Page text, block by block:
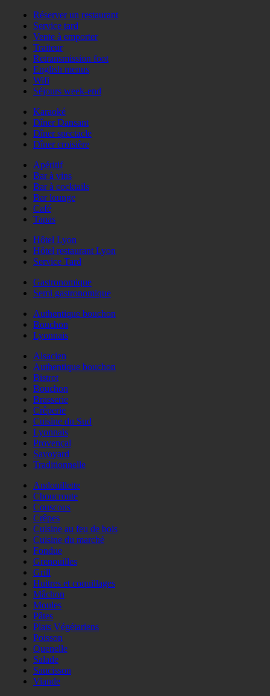
Réserver un restaurant
Service tard
Vente à emporter
Traiteur
Retransmission foot
English menus
Wifi
Séjours week-end
Karaoké
Dîner Dansant
Dîner spectacle
Dîner croisière
Apéritif
Bar à vins
Bar à cocktails
Bar lounge
Café
Tapas
Hôtel Lyon
Hôtel restaurant Lyon
Service Tard
Gastronomique
Semi gastronomique
Authentique bouchon
Bouchon
Lyonnais
Alsacien
Authentique bouchon
Bistrot
Bouchon
Brasserie
Crêperie
Cuisine du Sud
Lyonnais
Provençal
Savoyard
Traditionnelle
Andouillette
Choucroute
Couscous
Crêpes
Cuisine au feu de bois
Cuisine du marché
Fondue
Grenouilles
Grill
Huitres et coquillages
Mâchon
Moules
Pâtes
Plats Végétariens
Poisson
Quenelle
Salade
Saucisson
Viande